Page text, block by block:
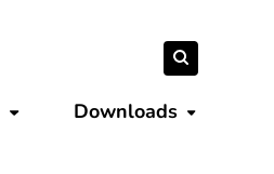
Zoeken
naar:Zoeken
Submenu tonen
Downloads